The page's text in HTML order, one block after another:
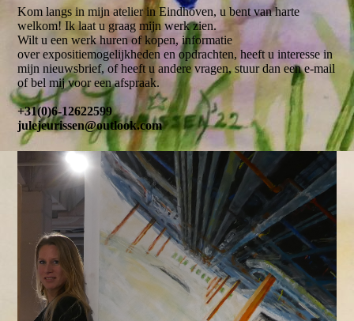
Kom langs in mijn atelier in Eindhoven, u bent van harte
welkom! Ik laat u graag mijn werk zien.
Wilt u een werk huren of kopen, informatie
over expositiemogelijkheden en opdrachten, heeft u interesse in
mijn nieuwsbrief, of heeft u andere vragen, stuur dan een e-mail
of bel mij voor een afspraak.
+31(0)6-12622599
julejeurissen@outlook.com